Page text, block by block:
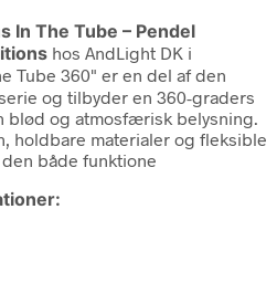
In The Tube – Pendel
hos AndLight DK i
Tube 360" er en del af den
og tilbyder en 360-graders
blød og atmosfærisk belysning.
holdbare materialer og fleksible
både funktione